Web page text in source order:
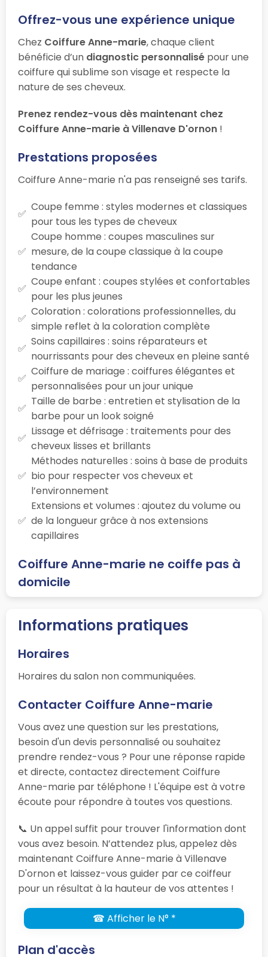
Offrez-vous une expérience unique
Chez Coiffure Anne-marie, chaque client
bénéficie d’un diagnostic personnalisé pour une
coiffure qui sublime son visage et respecte la
nature de ses cheveux.
Prenez rendez-vous dès maintenant chez
Coiffure Anne-marie à Villenave D'ornon !
Prestations proposées
Coiffure Anne-marie n'a pas renseigné ses tarifs.
Coupe femme : styles modernes et classiques
pour tous les types de cheveux
Coupe homme : coupes masculines sur
mesure, de la coupe classique à la coupe
tendance
Coupe enfant : coupes stylées et confortables
pour les plus jeunes
Coloration : colorations professionnelles, du
simple reflet à la coloration complète
Soins capillaires : soins réparateurs et
nourrissants pour des cheveux en pleine santé
Coiffure de mariage : coiffures élégantes et
personnalisées pour un jour unique
Taille de barbe : entretien et stylisation de la
barbe pour un look soigné
Lissage et défrisage : traitements pour des
cheveux lisses et brillants
Méthodes naturelles : soins à base de produits
bio pour respecter vos cheveux et
l’environnement
Extensions et volumes : ajoutez du volume ou
de la longueur grâce à nos extensions
capillaires
Coiffure Anne-marie ne coiffe pas à
domicile
Informations pratiques
Horaires
Horaires du salon non communiquées.
Contacter Coiffure Anne-marie
Vous avez une question sur les prestations,
besoin d'un devis personnalisé ou souhaitez
prendre rendez-vous ? Pour une réponse rapide
et directe, contactez directement Coiffure
Anne-marie par téléphone ! L'équipe est à votre
écoute pour répondre à toutes vos questions.
📞 Un appel suffit pour trouver l'information dont
vous avez besoin. N’attendez plus, appelez dès
maintenant Coiffure Anne-marie à Villenave
D'ornon et laissez-vous guider par ce coiffeur
pour un résultat à la hauteur de vos attentes !
☎ Afficher le N° *
Plan d'accès